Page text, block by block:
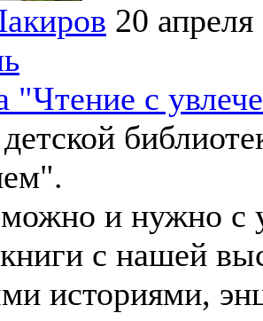
20
"Чтение с
и нужно с
с нашей
историями,